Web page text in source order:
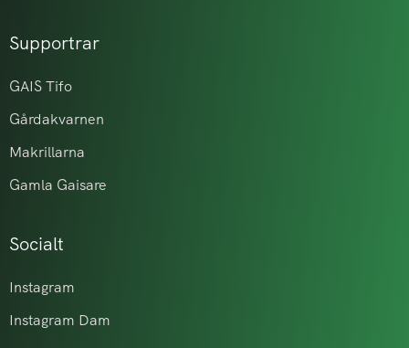
Supportrar
GAIS Tifo
Gårdakvarnen
Makrillarna
Gamla Gaisare
Socialt
Instagram
Instagram Dam